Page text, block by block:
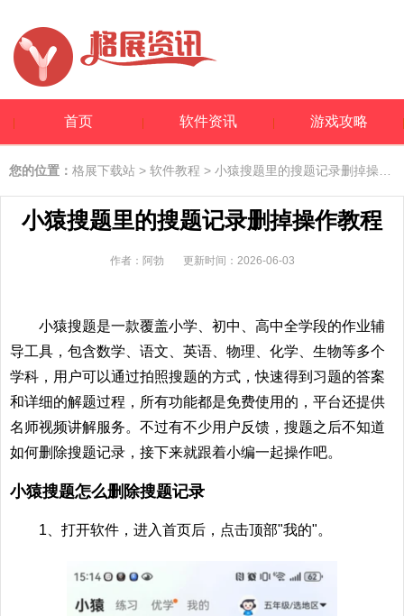
首页 软件资讯 游戏攻略
您的位置： 格展下载站 > 软件教程 > 小猿搜题里的搜题记录删掉操作教程
小猿搜题里的搜题记录删掉操作教程
作者：阿勃 更新时间：2026-06-03
小猿搜题是一款覆盖小学、初中、高中全学段的作业辅
导工具，包含数学、语文、英语、物理、化学、生物等多个
学科，用户可以通过拍照搜题的方式，快速得到习题的答案
和详细的解题过程，所有功能都是免费使用的，平台还提供
名师视频讲解服务。不过有不少用户反馈，搜题之后不知道
如何删除搜题记录，接下来就跟着小编一起操作吧。
小猿搜题怎么删除搜题记录
1、打开软件，进入首页后，点击顶部"我的"。